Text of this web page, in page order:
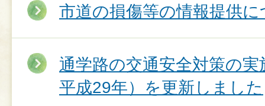
市道の損傷等の情報提供
通学路の交通安全対策の
平成29年）を更新しました